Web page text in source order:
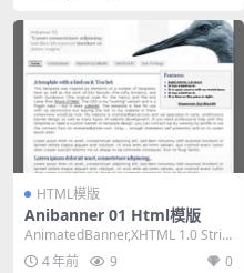
HTML模版
Anibanner 01 Html模版
AnimatedBanner,XHTML 1.0 Stric
t,Fixed Wi...
4 年前 9 0